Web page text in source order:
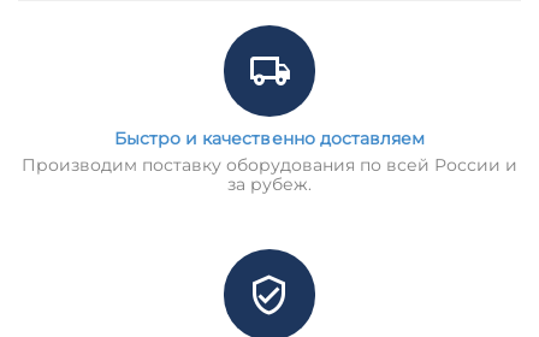
Быстро и качественно доставляем
Производим поставку оборудования по всей России и
за рубеж.